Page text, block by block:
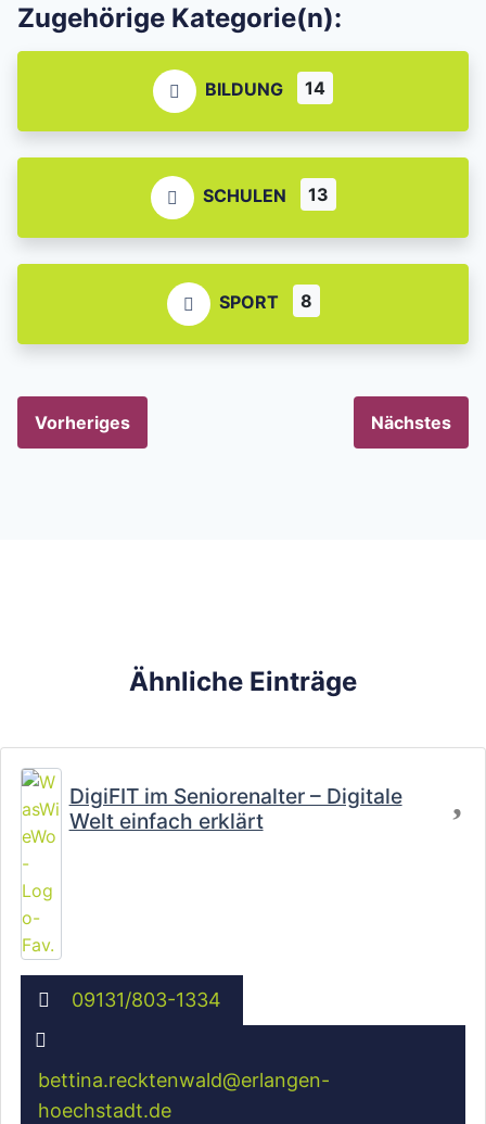
Zugehörige Kategorie(n):
BILDUNG 14
SCHULEN 13
SPORT 8
Vorheriges Nächstes
Ähnliche Einträge
DigiFIT im Seniorenalter – Digitale
Welt einfach erklärt
09131/803-1334
bettina.recktenwald@erlangen-
hoechstadt.de